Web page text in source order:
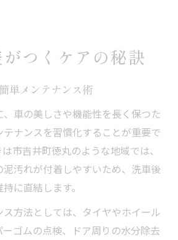
つくケアの秘訣
単メンテナンス術
車の美しさや機能性を長く保つた
ナンスを習慣化することが重要で
市吉井町徳丸のような地域では、
汚れが付着しやすいため、洗車後
に直結します。
方法としては、タイヤやホイール
ゴムの点検、ドア周りの水分除去